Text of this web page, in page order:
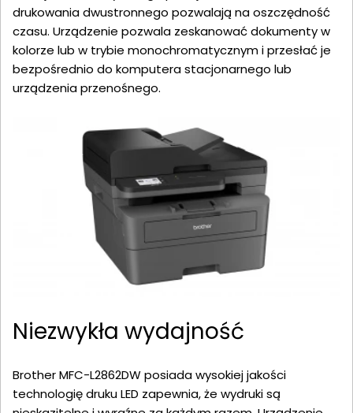
drukowania dwustronnego pozwalają na oszczędność
czasu. Urządzenie pozwala zeskanować dokumenty w
kolorze lub w trybie monochromatycznym i przesłać je
bezpośrednio do komputera stacjonarnego lub
urządzenia przenośnego.
Niezwykła wydajność
Brother MFC-L2862DW posiada wysokiej jakości
technologię druku LED zapewnia, że wydruki są